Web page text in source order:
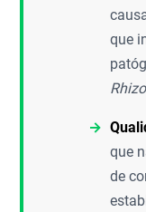
que
que
de